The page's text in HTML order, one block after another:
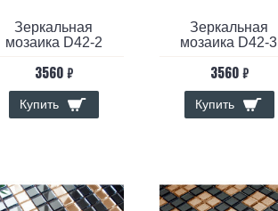
Зеркальная
мозаика D42-2
3560 ₽
Купить
Зеркальная
мозаика D42-3
3560 ₽
Купить